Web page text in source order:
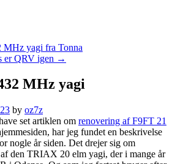
yagi fra Tonna
er QRV igen →
MHz yagi
by oz7z
set artiklen om renovering af F9FT 21
har jeg fundet en beskrivelse
nogle år siden. Det drejer sig om
den TRIAX 20 elm yagi, der i mange år